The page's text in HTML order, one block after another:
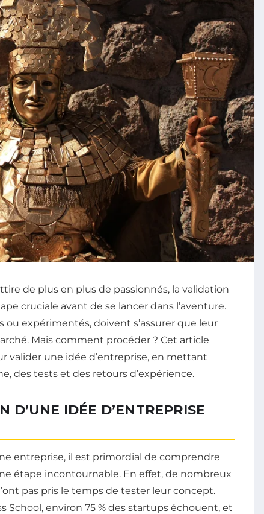
de plus en plus de passionnés, la validation
cruciale avant de se lancer dans l’aventure.
ou expérimentés, doivent s’assurer que leur
Mais comment procéder ? Cet article
valider une idée d’entreprise, en mettant
des tests et des retours d’expérience.
IDÉE D’ENTREPRISE
entreprise, il est primordial de comprendre
étape incontournable. En effet, de nombreux
pas pris le temps de tester leur concept.
School, environ 75 % des startups échouent, et